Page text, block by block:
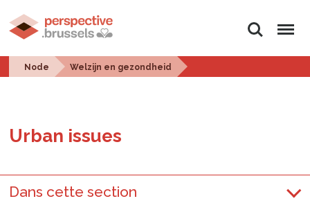
Search Menu
Node Welzijn en gezondheid
Urban is­sues
Dans cette section